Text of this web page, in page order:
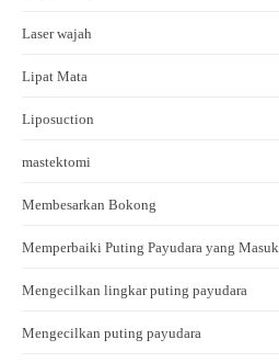
Laser wajah
Lipat Mata
Liposuction
mastektomi
Membesarkan Bokong
Memperbaiki Puting Payudara yang Masuk
Mengecilkan lingkar puting payudara
Mengecilkan puting payudara